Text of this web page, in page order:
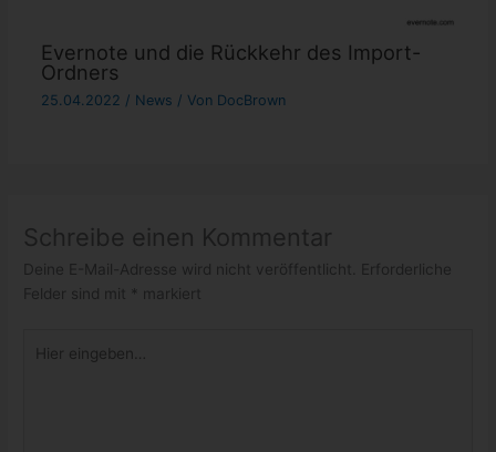
Evernote und die Rückkehr des Import-
Ordners
25.04.2022 / News / Von DocBrown
Schreibe einen Kommentar
Deine E-Mail-Adresse wird nicht veröffentlicht.
Erforderliche
Felder sind mit * markiert
eingeben…